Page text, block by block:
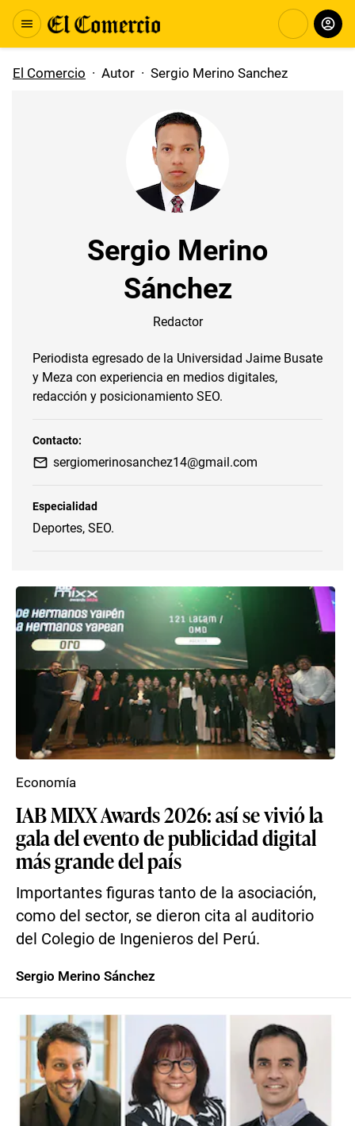
El Comercio · Autor · Sergio Merino Sanchez
Sergio Merino
Sánchez
Redactor
Periodista egresado de la Universidad Jaime Busate
y Meza con experiencia en medios digitales,
redacción y posicionamiento SEO.
Contacto:
sergiomerinosanchez14@gmail.com
Especialidad
Deportes, SEO.
IAB MIXX Awards 2026: así se vivió la
gala del evento de publicidad digital
más grande del país
Importantes figuras tanto de la asociación,
como del sector, se dieron cita al auditorio
del Colegio de Ingenieros del Perú.
Economía
Sergio Merino Sánchez